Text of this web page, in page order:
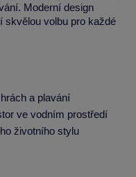
Moderní design
skvělou volbu pro každé
a plavání
ve vodním prostředí
životního stylu